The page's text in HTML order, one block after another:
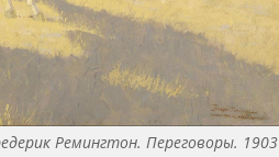
Ремингтон. Переговоры. 1903